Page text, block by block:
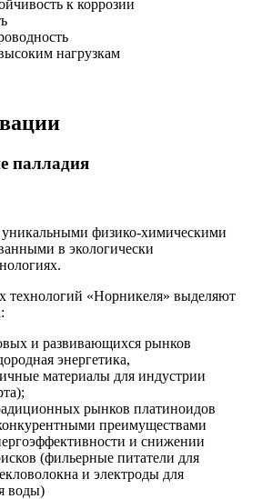
к коррозии
нагрузкам
палладия
физико-химическими
в экологически
технологий «Норникеля» выделяют
и развивающихся рынков
энергетика,
материалы для индустрии
рынков платиноидов
преимуществами
и снижении
(фильерные питатели для
и электроды для
воды)